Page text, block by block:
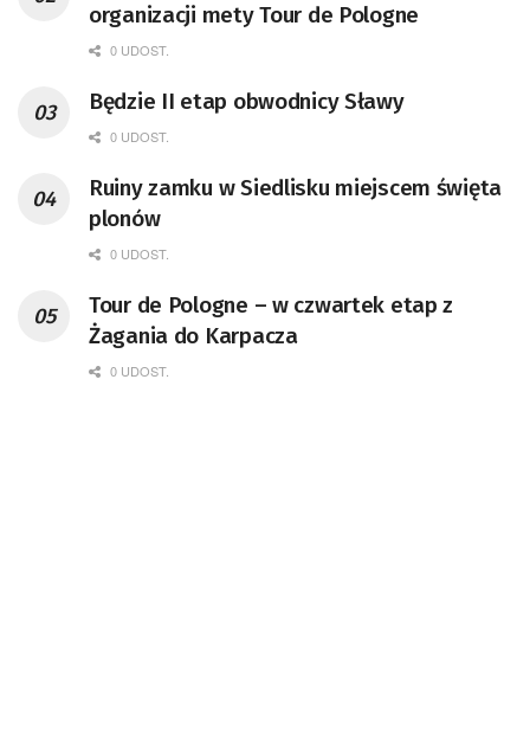
organizacji mety Tour de Pologne
0 UDOST.
Będzie II etap obwodnicy Sławy
0 UDOST.
Ruiny zamku w Siedlisku miejscem święta
plonów
0 UDOST.
Tour de Pologne – w czwartek etap z
Żagania do Karpacza
0 UDOST.